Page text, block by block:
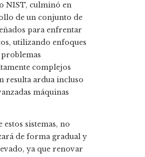
NIST, culminó en
de un conjunto de
para enfrentar
utilizando enfoques
problemas
complejos
resulta ardua incluso
máquinas
sistemas, no
de forma gradual y
ya que renovar